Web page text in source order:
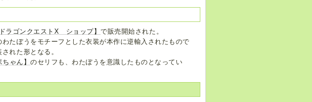
ドラゴンクエストX ショップ】で販売開始された。
わたぼうをモチーフとした衣装が本作に逆輸入されたもので
れた形となる。
ちゃん】のセリフも、わたぼうを意識したものとなってい